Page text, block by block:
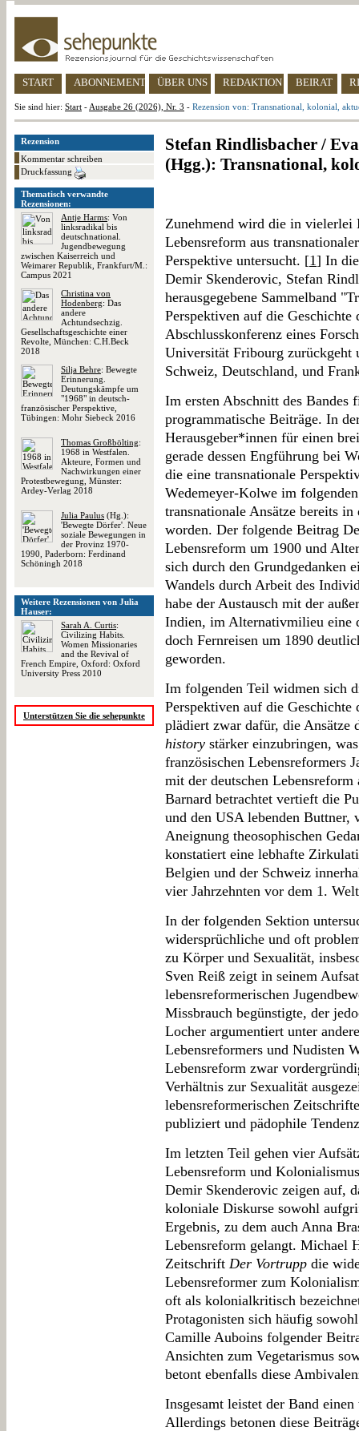
START ABONNEMENT ÜBER UNS REDAKTION BEIRAT
Sie sind hier: Start - Ausgabe 26 (2026), Nr. 3 - Rezension von: Transnational, kolonial,
Rezension
Kommentar schreiben
Druckfassung
Thematisch verwandte
Rezensionen:
Antje Harms: Von
linksradikal bis
deutschnational.
Jugendbewegung
zwischen Kaiserreich und
Weimarer Republik, Frankfurt/M.:
Campus 2021
Christina von
Hodenberg: Das
andere
Achtundsechzig.
Gesellschaftsgeschichte einer
Revolte, München: C.H.Beck
2018
Silja Behre: Bewegte
Erinnerung.
Deutungskämpfe um
"1968" in deutsch-
französischer Perspektive,
Tübingen: Mohr Siebeck 2016
Thomas Großbölting:
1968 in Westfalen.
Akteure, Formen und
Nachwirkungen einer
Protestbewegung, Münster:
Ardey-Verlag 2018
Julia Paulus (Hg.):
'Bewegte Dörfer'. Neue
soziale Bewegungen in
der Provinz 1970-
1990, Paderborn: Ferdinand
Schöningh 2018
Weitere Rezensionen von Julia
Hauser:
Sarah A. Curtis:
Civilizing Habits.
Women Missionaries
and the Revival of
French Empire, Oxford: Oxford
University Press 2010
Unterstützen Sie die sehepunkte
Stefan Rindlisbacher /
(Hgg.): Transnational,
Zunehmend wird die in vielerlei
Lebensreform aus
Perspektive untersucht. [1] In
Demir Skenderovic, Stefan
herausgegebene Sammelband
Perspektiven auf die
Abschlusskonferenz eines
Universität Fribourg zurückgeht
Schweiz, Deutschland, und
Im ersten Abschnitt des Bandes
programmatische Beiträge. In
Herausgeber*innen für einen
gerade dessen Engführung bei
die eine transnationale
Wedemeyer-Kolwe im
transnationale Ansätze bereits
worden. Der folgende Beitrag
Lebensreform um 1900 und
sich durch den Grundgedanken
Wandels durch Arbeit des
habe der Austausch mit der
Indien, im Alternativmilieu eine
doch Fernreisen um 1890
geworden.
Im folgenden Teil widmen sich
Perspektiven auf die Geschichte
plädiert zwar dafür, die Ansätze
history stärker einzubringen,
französischen Lebensreformers
mit der deutschen
Barnard betrachtet vertieft die
und den USA lebenden
Aneignung theosophischen
konstatiert eine lebhafte
Belgien und der Schweiz
vier Jahrzehnten vor dem 1.
In der folgenden Sektion
widersprüchliche und oft
zu Körper und Sexualität,
Sven Reiß zeigt in seinem
lebensreformerischen
Missbrauch begünstigte, der
Locher argumentiert unter
Lebensreformers und Nudisten
Lebensreform zwar
Verhältnis zur Sexualität
lebensreformerischen
publiziert und pädophile
Im letzten Teil gehen vier
Lebensreform und
Demir Skenderovic zeigen auf,
koloniale Diskurse sowohl
Ergebnis, zu dem auch Anna
Lebensreform gelangt. Michael
Zeitschrift Der Vortrupp die
Lebensreformer zum
oft als kolonialkritisch
Protagonisten sich häufig
Camille Auboins folgender
Ansichten zum Vegetarismus
betont ebenfalls diese
Insgesamt leistet der Band
Allerdings betonen diese